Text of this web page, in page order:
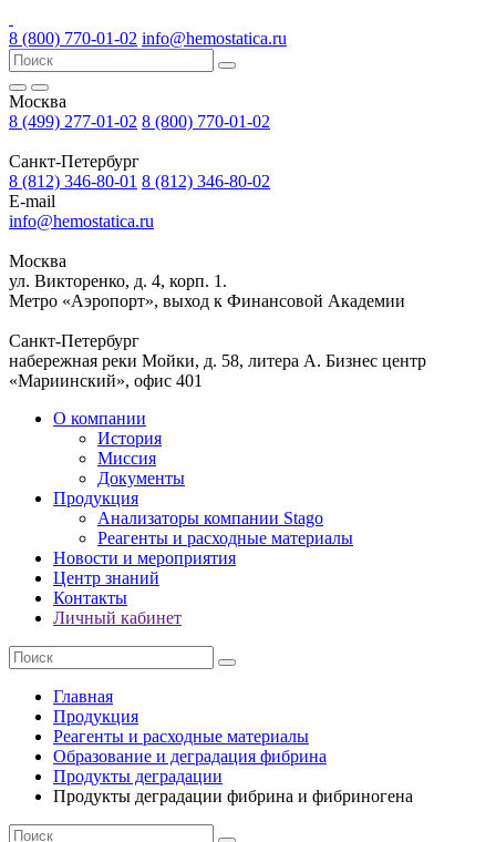
8 (800) 770-01-02 info@hemostatica.ru
Москва
8 (499) 277-01-02 8 (800) 770-01-02
Санкт-Петербург
8 (812) 346-80-01 8 (812) 346-80-02
E-mail
info@hemostatica.ru
Москва
ул. Викторенко, д. 4, корп. 1.
Метро «Аэропорт», выход к Финансовой Академии
Санкт-Петербург
набережная реки Мойки, д. 58, литера А. Бизнес центр
«Мариинский», офис 401
О компании
История
Миссия
Документы
Продукция
Анализаторы компании Stago
Реагенты и расходные материалы
Новости и мероприятия
Центр знаний
Контакты
Личный кабинет
Главная
Продукция
Реагенты и расходные материалы
Образование и деградация фибрина
Продукты деградации
Продукты деградации фибрина и фибриногена